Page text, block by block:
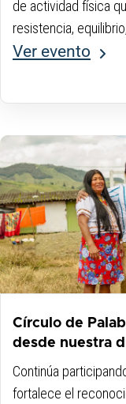
de actividad física
resistencia,
Ver evento
Círculo de
desde nuestra
Continúa
fortalece el